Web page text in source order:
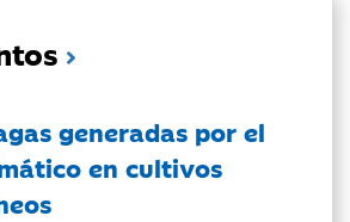
generadas por el
en cultivos